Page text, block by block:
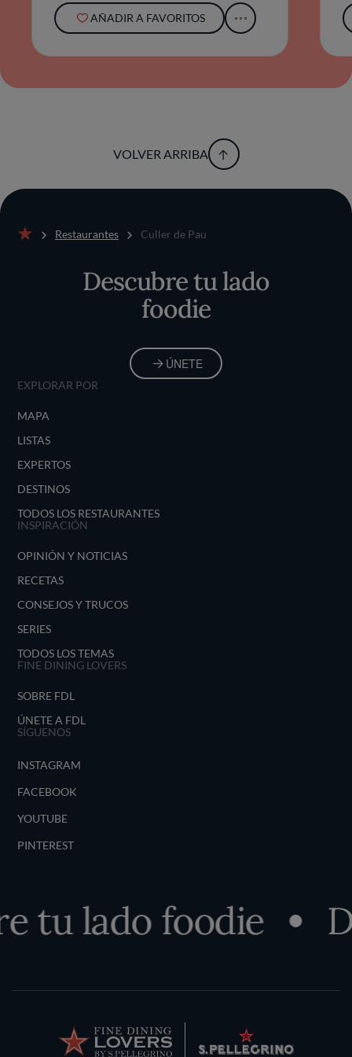
sostenibilidad. Así, la excelencia aquí no se
entiende como un resultado grandilocuente,
sino como la consecuencia lógica de una
cocina que observa, escucha y dialoga con su
AÑADIR A FAVORITOS
VOLVER ARRIBA
Restaurantes Culler de Pau
Descubre tu lado
foodie
ÚNETE
EXPLORAR POR
MAPA
LISTAS
EXPERTOS
DESTINOS
TODOS LOS RESTAURANTES
INSPIRACIÓN
OPINIÓN Y NOTICIAS
RECETAS
CONSEJOS Y TRUCOS
SERIES
TODOS LOS TEMAS
FINE DINING LOVERS
SOBRE FDL
ÚNETE A FDL
SÍGUENOS
INSTAGRAM
FACEBOOK
YOUTUBE
PINTEREST
tu lado foodie